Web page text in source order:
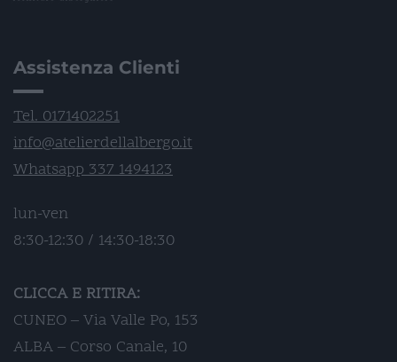
Assistenza Clienti
Tel. 0171402251
info@atelierdellalbergo.it
Whatsapp 337 1494123
lun-ven
8:30-12:30 / 14:30-18:30
CLICCA E RITIRA:
CUNEO – Via Valle Po, 153
ALBA – Corso Canale, 10